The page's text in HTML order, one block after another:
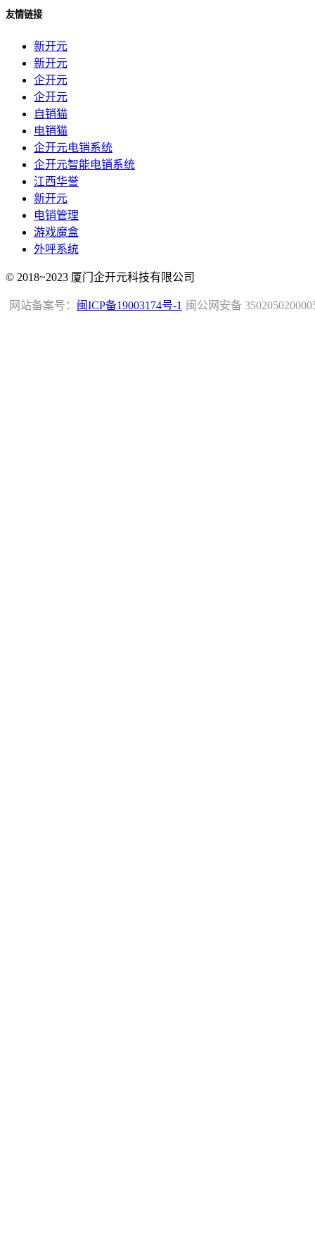
友情链接
新开元
新开元
企开元
企开元
自销猫
电销猫
企开元电销系统
企开元智能电销系统
江西华誉
新开元
电销管理
游戏魔盒
外呼系统
© 2018~2023 厦门企开元科技有限公司
闽公网安备
网站备案号： 闽ICP备19003174号-1